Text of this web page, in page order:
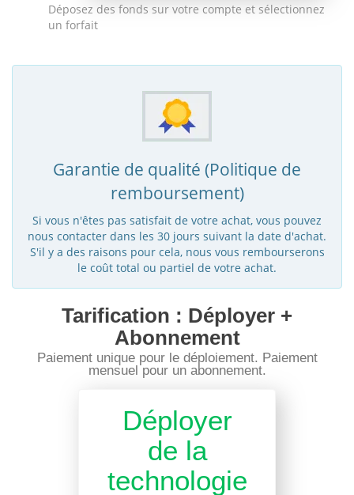
Déposez des fonds sur votre compte et sélectionnez
un forfait
Garantie de qualité (Politique de
remboursement)
Si vous n'êtes pas satisfait de votre achat, vous pouvez
nous contacter dans les 30 jours suivant la date d'achat.
S'il y a des raisons pour cela, nous vous rembourserons
le coût total ou partiel de votre achat.
Tarification : Déployer +
Abonnement
Paiement unique pour le déploiement. Paiement
mensuel pour un abonnement.
Déployer
de la
technologie